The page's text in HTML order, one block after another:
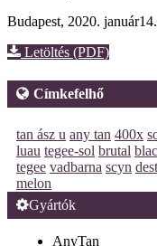
Budapest, 2020. január14.
Letöltés (PDF)
Címkefelhő
tan ász u any tan 400x
luau tegee-sol brutal
tegee vadbarna scyn
melon
Gyártók
AnyTan